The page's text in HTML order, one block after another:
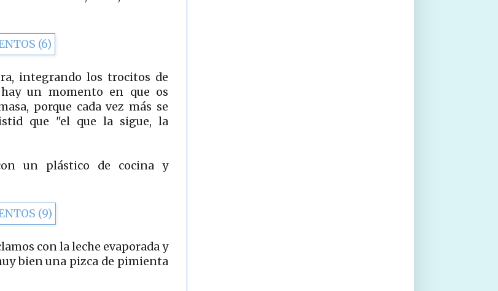
integrando los trocitos de
un momento en que os
porque cada vez más se
que "el que la sigue, la
un plástico de cocina y
con la leche evaporada y
bien una pizca de pimienta